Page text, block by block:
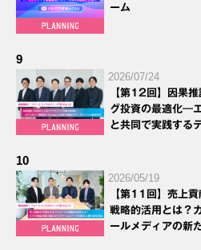
ーム
9
2026/07/24
【第12回】因果
グ投資の最適化―
と共同で実践する
10
2026/05/19
【第11回】売上
戦略的活用とは？
ールメディアの新